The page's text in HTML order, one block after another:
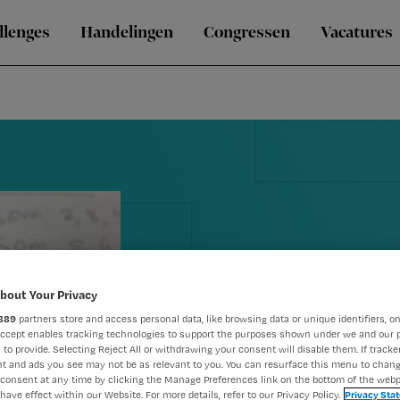
Handelingen Congressen Vacatures
Eerste
Your Privacy
partners store and access personal data, like browsing data or unique identifiers,
enables tracking technologies to support the purposes shown under we and our
to provide. Selecting Reject All or withdrawing your consent will disable them. If
and ads you see may not be as relevant to you. You can resurface this menu to
at any time by clicking the Manage Preferences link on the bottom of the
effect within our Website. For more details, refer to our Privacy Policy. Privacy